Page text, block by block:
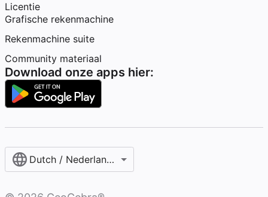
Licentie
Grafische rekenmachine
Rekenmachine suite
Community materiaal
Download onze apps hier:
Dutch / Nederlands‎ (België)‎